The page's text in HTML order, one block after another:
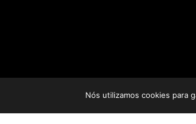
Nós utilizamos cookies para